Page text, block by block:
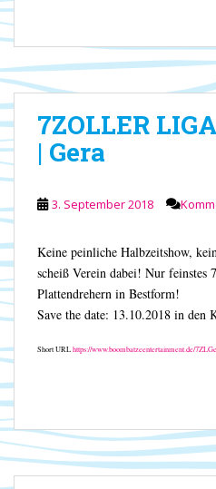
7ZOLLER
| Gera
3. September 2018
Keine peinliche Halbzeitshow,
scheiß Verein dabei! Nur feinstes
Plattendrehern in Bestform!
Save the date: 13.10.2018 in den
Short URLhttps://www.boombatzeentertainment.de/